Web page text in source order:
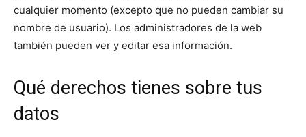
cualquier momento (excepto que no pueden cambiar su
nombre de usuario). Los administradores de la web
también pueden ver y editar esa información.
Qué derechos tienes sobre tus
datos